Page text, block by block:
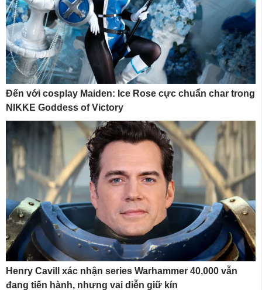
Đến với cosplay Maiden: Ice Rose cực chuẩn char trong
NIKKE Goddess of Victory
Henry Cavill xác nhận series Warhammer 40,000 vẫn
đang tiến hành, nhưng vai diễn giữ kín